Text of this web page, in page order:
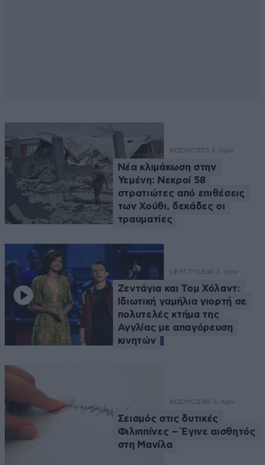
ΚΟΣΜΟΣ33 λ. πριν
Νέα κλιμάκωση στην
Υεμένη: Νεκροί 58
στρατιώτες από επιθέσεις
των Χούθι, δεκάδες οι
τραυματίες
LIFESTYLE36 λ. πριν
Ζεντάγια και Τομ Χόλαντ:
Ιδιωτική γαμήλια γιορτή σε
πολυτελές κτήμα της
Αγγλίας με απαγόρευση
κινητών
ΚΟΣΜΟΣ40 λ. πριν
Σεισμός στις δυτικές
Φιλιππίνες – Έγινε αισθητός
στη Μανίλα